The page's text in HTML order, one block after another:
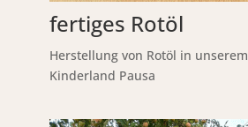
fertiges Rotöl
Herstellung von Rotöl in unserem
Kinderland Pausa